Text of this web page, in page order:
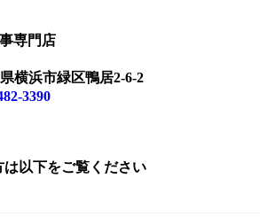
専門店
横浜市緑区鴨居2-6-2
3390
以下をご覧ください